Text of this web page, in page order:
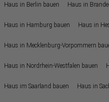
Haus in Berlin bauen Haus in
Haus in Hamburg bauen Haus in
Haus in Mecklenburg-Vorpommern
Haus in Nordrhein-Westfalen bauen
Haus im Saarland bauen Haus in